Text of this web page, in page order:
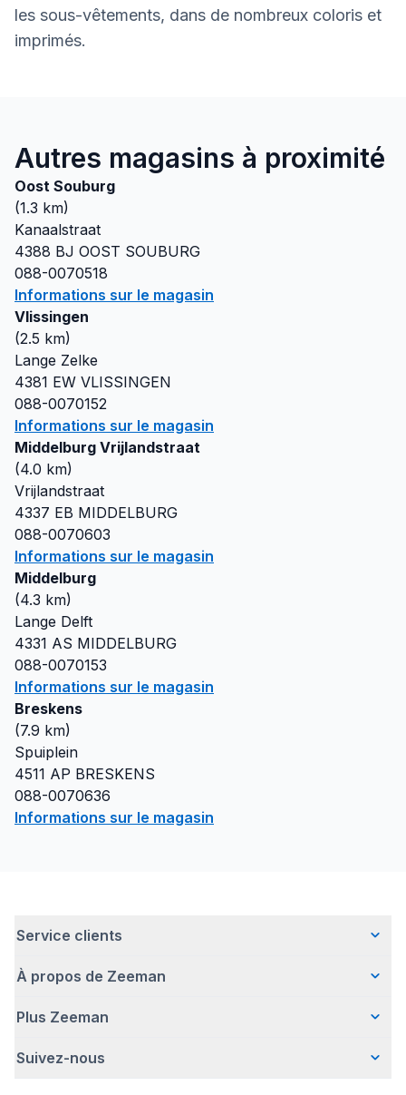
les sous-vêtements, dans de nombreux coloris et
imprimés.
Autres magasins à proximité
Oost Souburg
(1.3 km)
Kanaalstraat
4388 BJ OOST SOUBURG
088-0070518
Informations sur le magasin
Vlissingen
(2.5 km)
Lange Zelke
4381 EW VLISSINGEN
088-0070152
Informations sur le magasin
Middelburg Vrijlandstraat
(4.0 km)
Vrijlandstraat
4337 EB MIDDELBURG
088-0070603
Informations sur le magasin
Middelburg
(4.3 km)
Lange Delft
4331 AS MIDDELBURG
088-0070153
Informations sur le magasin
Breskens
(7.9 km)
Spuiplein
4511 AP BRESKENS
088-0070636
Informations sur le magasin
Service clients
Questions fréquentes
Livraison
Retour d'articles
À propos de Zeeman
Qui sommes-nous ?
Une entreprise responsable
Plus Zeeman
Avertissement de sécurité
Suivez-nous